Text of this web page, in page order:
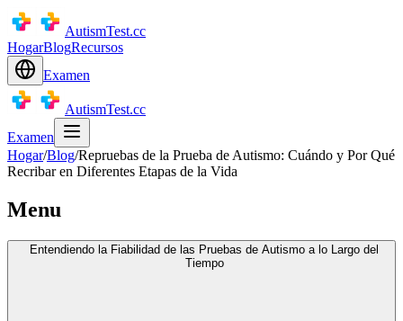
AutismTest.cc
HogarBlogRecursos
Examen
AutismTest.cc
Examen
Hogar/Blog/Repruebas de la Prueba de Autismo: Cuándo y Por Qué
Recribar en Diferentes Etapas de la Vida
Menu
Entendiendo la Fiabilidad de las Pruebas de Autismo a lo Largo del
Tiempo